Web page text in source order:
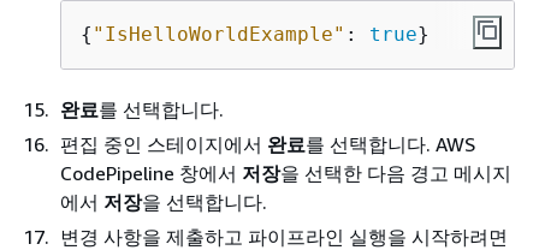
{ "IsHelloWorldExample" : true}
완료를 선택합니다.
편집 중인 스테이지에서 완료를 선택합니다. AWS
CodePipeline 창에서 저장을 선택한 다음 경고 메시지
에서 저장을 선택합니다.
변경 사항을 제출하고 파이프라인 실행을 시작하려면